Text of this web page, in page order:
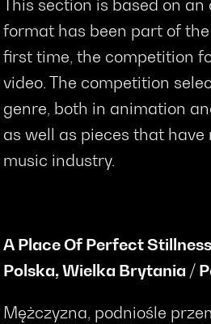
This section is based on
format has been part of
first time, the competition
video. The competition
genre, both in animation
as well as pieces that
music industry.
A Place Of Perfect Stillness
Polska, Wielka Brytania /
Mężczyzna, podniośle